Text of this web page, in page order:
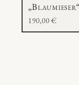
„Blaumieser“
190,00€